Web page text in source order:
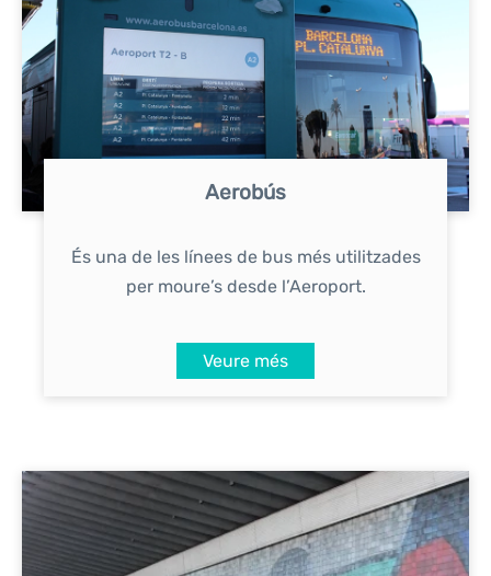
Aerobús
És una de les línees de bus més utilitzades
per moure’s desde l’Aeroport.
Veure més